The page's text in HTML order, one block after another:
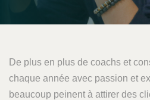
De plus en plus de coachs et
chaque année avec passion et
beaucoup peinent à attirer des